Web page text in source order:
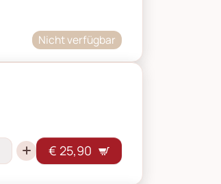
Nicht verfügbar
€ 25,90